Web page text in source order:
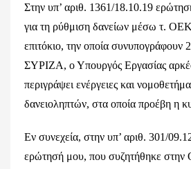
Στην υπ’ αριθ. 1361/18.10.19
για τη ρύθμιση δανείων μέσω τ.
επιτόκιο, την οποία συνυπογράφουν
ΣΥΡΙΖΑ, ο Υπουργός Εργασίας
περιγράψει ενέργειες και
δανειοληπτών, στα οποία προέβη η
Εν συνεχεία, στην υπ’ αριθ. 301/
ερώτησή μου, που συζητήθηκε στην